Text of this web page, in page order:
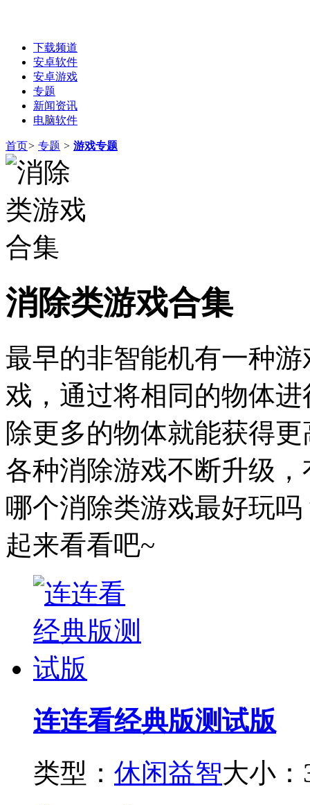
下载频道
安卓软件
安卓游戏
专题
新闻资讯
电脑软件
首页> 专题 > 游戏专题
消除类游戏合集
最早的非智能机有一种
戏，通过将相同的物体
除更多的物体就能获得
各种消除游戏不断升级
哪个消除类游戏最好玩
起来看看吧~
连连看经典版测试版
类型： 休闲益智大小：